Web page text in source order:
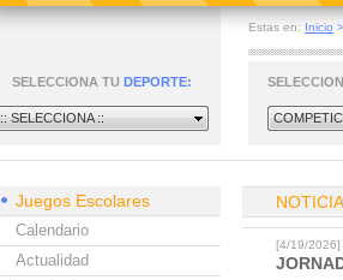
Estas en: Inicio >
SELECCIONA TU DEPORTE:
:: SELECCIONA ::
Juegos Escolares
Calendario
Actualidad
[4/19/2026]